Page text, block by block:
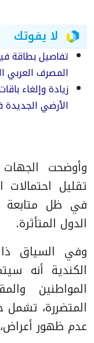
لا يفوتك
المصرف العربي
زيادة وإلغاء
الأرضي
وأوضحت
تقليل احتمالات
في ظل متابعة
الدول المتأثرة.
وفي السياق
الكندية أنه
المواطنين
عدم ظهور أعراض،